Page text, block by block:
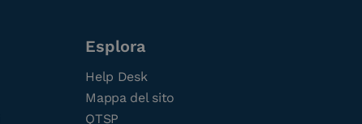
Esplora
Help Desk
Mappa del sito
QTSP